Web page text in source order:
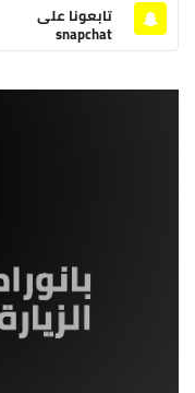
تابعونا على
snapchat